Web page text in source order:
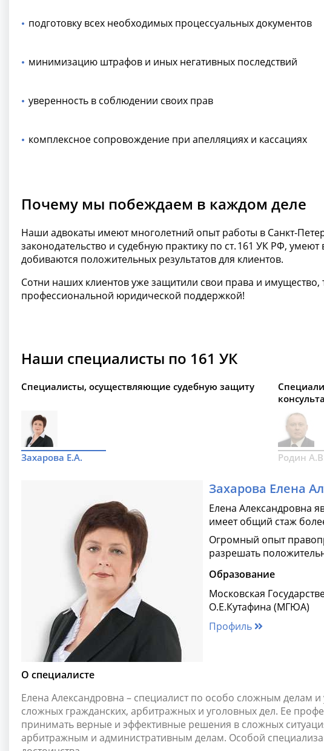
подготовку всех необходимых процессуальных документов
минимизацию штрафов и иных негативных последствий
уверенность в соблюдении своих прав
комплексное сопровождение при апелляциях и кассациях
Почему мы побеждаем в каждом деле
Наши адвокаты имеют многолетний опыт работы в Санкт-
законодательство и судебную практику по ст. 161 УК РФ,
добиваются положительных результатов для клиентов.
Сотни наших клиентов уже защитили свои права и имущество,
профессиональной юридической поддержкой!
Наши специалисты по 161 УК
Специалисты, осуществляющие судебную защиту
Захарова Е.А. Родин
Захарова Елена
Елена Александровна
имеет общий стаж
Огромный опыт
разрешать
Образование
Московская
О.Е.Кутафина (МГЮА)
Профиль
О специалисте
Елена Александровна – специалист по особо сложным делам
сложных гражданских, арбитражных и уголовных дел. Ее
принимать верные и эффективные решения в сложных
арбитражным и административным делам. Особой